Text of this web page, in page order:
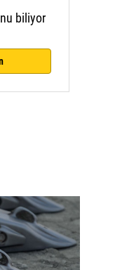
biliyor